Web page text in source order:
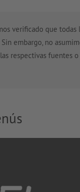
verificado que
embargo, no
respectivas fuentes